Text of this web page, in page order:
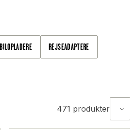
BILOPLADERE REJSEADAPTERE
471 produkter